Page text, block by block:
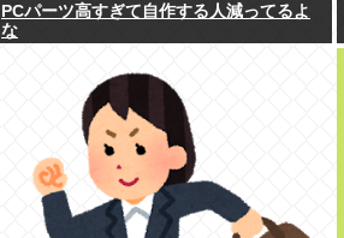
PCパーツ高すぎて自作する人減ってるよ
な